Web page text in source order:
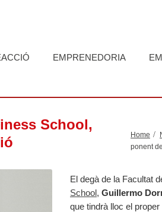
EMPRENEDORIA
School,
Home
ponent
El degà de la Facultat
School, Guillermo
que tindrà lloc el